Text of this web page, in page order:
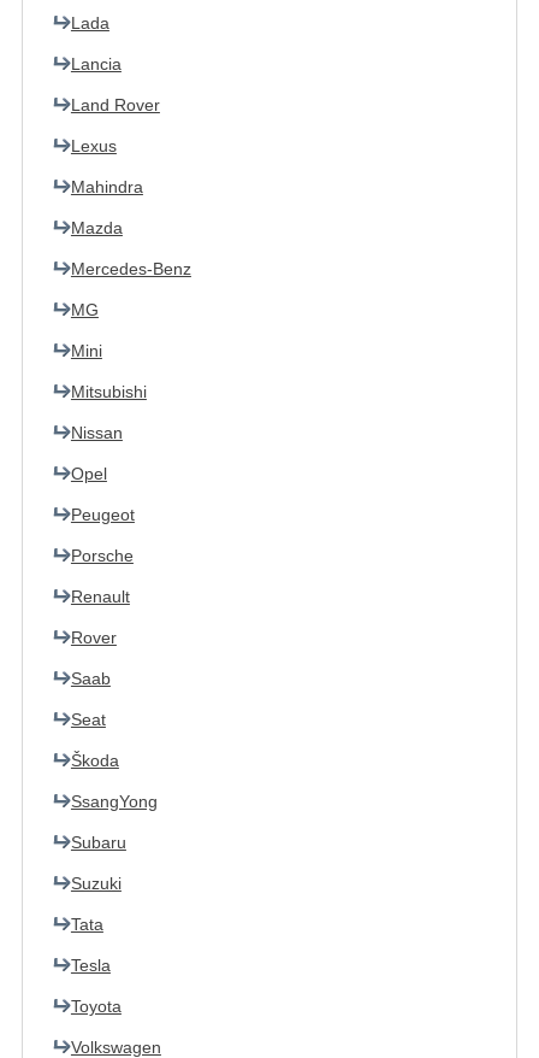
Lada
Lancia
Land Rover
Lexus
Mahindra
Mazda
Mercedes-Benz
MG
Mini
Mitsubishi
Nissan
Opel
Peugeot
Porsche
Renault
Rover
Saab
Seat
Škoda
SsangYong
Subaru
Suzuki
Tata
Tesla
Toyota
Volkswagen